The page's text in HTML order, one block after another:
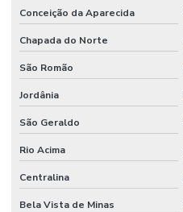
Conceição da Aparecida
Chapada do Norte
São Romão
Jordânia
São Geraldo
Rio Acima
Centralina
Bela Vista de Minas